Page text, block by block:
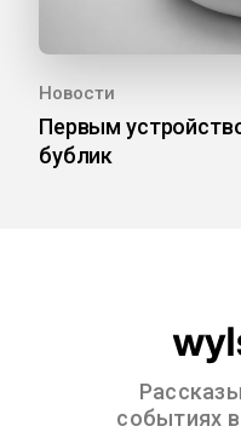
Новости
Первым
бублик
событиях